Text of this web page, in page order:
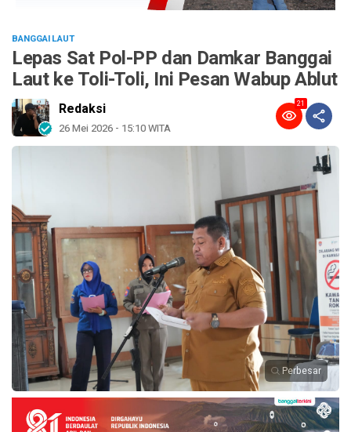
BANGGAI LAUT
Lepas Sat Pol-PP dan Damkar Banggai
Laut ke Toli-Toli, Ini Pesan Wabup Ablut
Redaksi
26 Mei 2026 - 15:10 WITA
21
Perbesar